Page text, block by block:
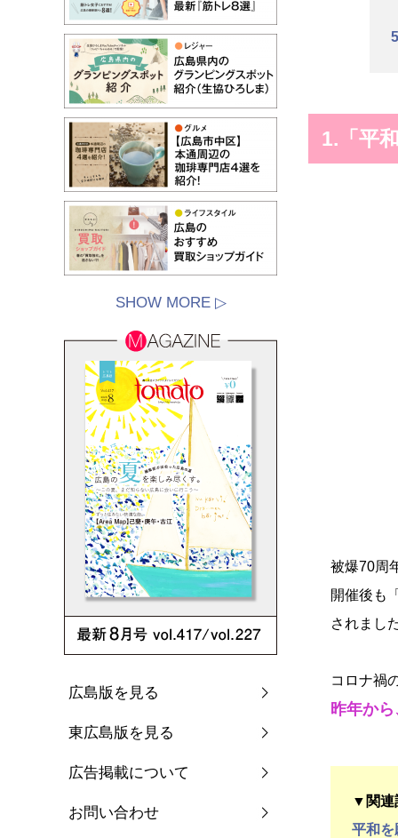
1.「平
被爆70周
開催後も
されまし
コロナ禍
昨年か
▼関連
平和
SHOW MORE ▷
広島版を見る
東広島版を見る
広告掲載について
お問い合わせ